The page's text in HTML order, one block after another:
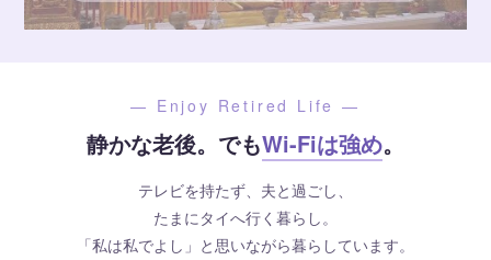
— Enjoy Retired Life —
静かな老後。でもWi-Fiは強め。
テレビを持たず、夫と過ごし、
たまにタイへ行く暮らし。
「私は私でよし」と思いながら暮らしています。